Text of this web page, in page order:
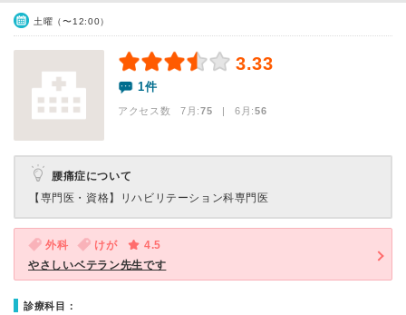
土曜（〜12:00）
3.33
1件
アクセス数 7月:75 | 6月:56
腰痛症について
【専門医・資格】
リハビリテーション科専門医
外科 けが
4.5
やさしいベテラン先生です
診療科目：